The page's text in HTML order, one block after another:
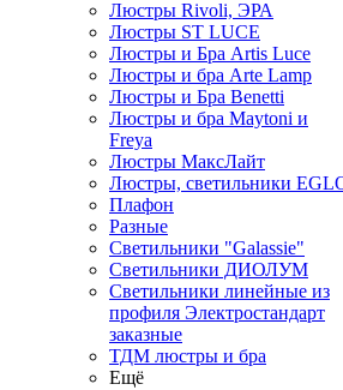
Люстры Rivoli, ЭРА
Люстры ST LUCE
Люстры и Бра Artis Luce
Люстры и бра Arte Lamp
Люстры и Бра Benetti
Люстры и бра Maytoni и
Freya
Люстры МаксЛайт
Люстры, светильники
Плафон
Разные
Светильники "Galassie"
Светильники ДИОЛУМ
Светильники линейные из
профиля Электростандарт
заказные
ТДМ люстры и бра
Ещё